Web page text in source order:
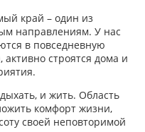
край – один из
направлениям. У нас
в повседневную
строятся дома и
и жить. Область
комфорт жизни,
своей неповторимой